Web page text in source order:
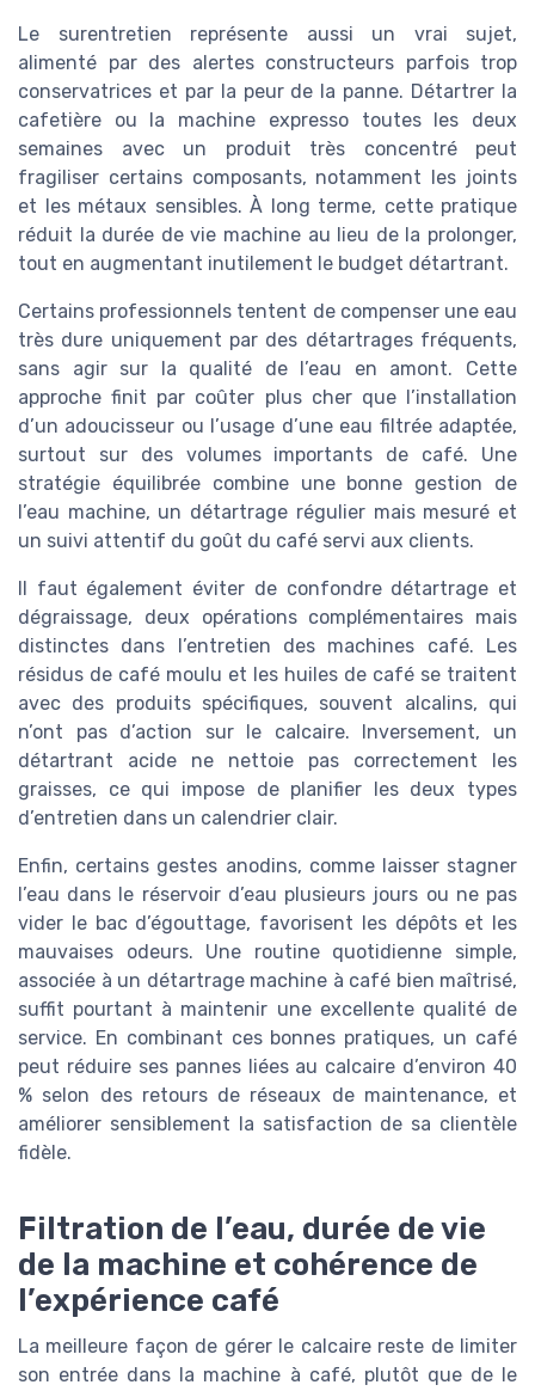
Le surentretien représente aussi un vrai sujet,
alimenté par des alertes constructeurs parfois trop
conservatrices et par la peur de la panne. Détartrer la
cafetière ou la machine expresso toutes les deux
semaines avec un produit très concentré peut
fragiliser certains composants, notamment les joints
et les métaux sensibles. À long terme, cette pratique
réduit la durée de vie machine au lieu de la prolonger,
tout en augmentant inutilement le budget détartrant.
Certains professionnels tentent de compenser une eau
très dure uniquement par des détartrages fréquents,
sans agir sur la qualité de l’eau en amont. Cette
approche finit par coûter plus cher que l’installation
d’un adoucisseur ou l’usage d’une eau filtrée adaptée,
surtout sur des volumes importants de café. Une
stratégie équilibrée combine une bonne gestion de
l’eau machine, un détartrage régulier mais mesuré et
un suivi attentif du goût du café servi aux clients.
Il faut également éviter de confondre détartrage et
dégraissage, deux opérations complémentaires mais
distinctes dans l’entretien des machines café. Les
résidus de café moulu et les huiles de café se traitent
avec des produits spécifiques, souvent alcalins, qui
n’ont pas d’action sur le calcaire. Inversement, un
détartrant acide ne nettoie pas correctement les
graisses, ce qui impose de planifier les deux types
d’entretien dans un calendrier clair.
Enfin, certains gestes anodins, comme laisser stagner
l’eau dans le réservoir d’eau plusieurs jours ou ne pas
vider le bac d’égouttage, favorisent les dépôts et les
mauvaises odeurs. Une routine quotidienne simple,
associée à un détartrage machine à café bien maîtrisé,
suffit pourtant à maintenir une excellente qualité de
service. En combinant ces bonnes pratiques, un café
peut réduire ses pannes liées au calcaire d’environ 40
% selon des retours de réseaux de maintenance, et
améliorer sensiblement la satisfaction de sa clientèle
fidèle.
Filtration de l’eau, durée de vie
de la machine et cohérence de
l’expérience café
La meilleure façon de gérer le calcaire reste de limiter
son entrée dans la machine à café, plutôt que de le